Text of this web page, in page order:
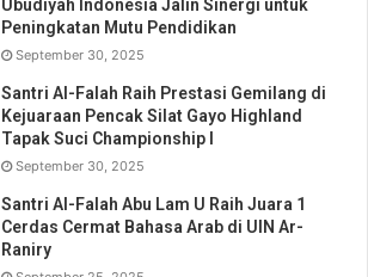
Ubudiyah Indonesia Jalin Sinergi untuk
Peningkatan Mutu Pendidikan
September 30, 2025
Santri Al-Falah Raih Prestasi Gemilang di
Kejuaraan Pencak Silat Gayo Highland
Tapak Suci Championship I
September 30, 2025
Santri Al-Falah Abu Lam U Raih Juara 1
Cerdas Cermat Bahasa Arab di UIN Ar-
Raniry